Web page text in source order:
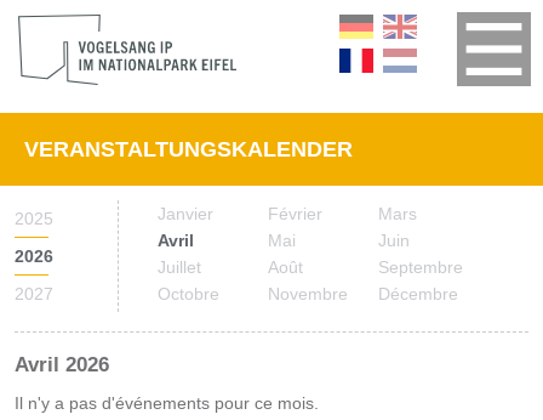
VERANSTALTUNGSKALENDER
2025
2026
2027
Janvier Février
Mars
Avril
Mai
Juin
Juillet
Août
Septembre
Octobre
Novembre Décembre
Avril 2026
Il n'y a pas d'événements pour ce mois.